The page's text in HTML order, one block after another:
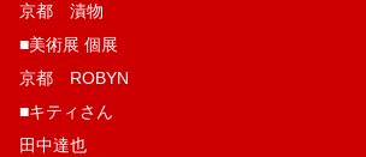
京都 漬物
■美術展 個展
京都 ROBYN
■キティさん
田中達也